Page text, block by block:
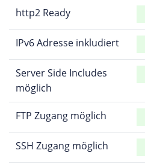
http2 Ready
IPv6 Adresse inkludiert
Server Side Includes
möglich
FTP Zugang möglich
SSH Zugang möglich